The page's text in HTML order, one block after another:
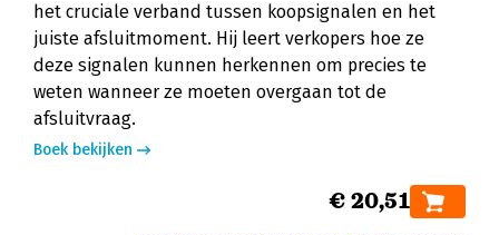
het cruciale verband tussen koopsignalen en het
juiste afsluitmoment. Hij leert verkopers hoe ze
deze signalen kunnen herkennen om precies te
weten wanneer ze moeten overgaan tot de
afsluitvraag.
Boek bekijken
€ 20,51